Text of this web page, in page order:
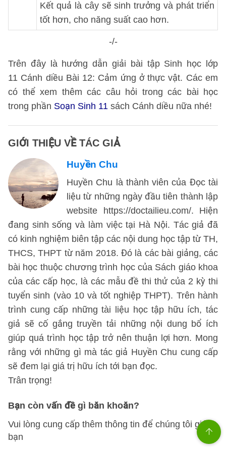
Kết quả là cây sẽ sinh trưởng và phát triển
tốt hơn, cho năng suất cao hơn.
-/-
Trên đây là hướng dẫn giải bài tập Sinh học lớp
11 Cánh diều Bài 12: Cảm ứng ở thực vật. Các em
có thể xem thêm các câu hỏi trong các bài học
trong phần Soạn Sinh 11 sách Cánh diều nữa nhé!
GIỚI THIỆU VỀ TÁC GIẢ
Huyền Chu
Huyền Chu là thành viên của Đọc tài
liệu từ những ngày đầu tiên thành lập
website https://doctailieu.com/. Hiện
đang sinh sống và làm việc tại Hà Nội. Tác giả đã
có kinh nghiệm biên tập các nội dung học tập từ TH,
THCS, THPT từ năm 2018. Đó là các bài giảng, các
bài học thuộc chương trình học của Sách giáo khoa
của các cấp học, là các mẫu đề thi thử của 2 kỳ thi
tuyển sinh (vào 10 và tốt nghiệp THPT). Trên hành
trình cung cấp những tài liệu học tập hữu ích, tác
giả sẽ cố gắng truyền tải những nội dung bổ ích
giúp quá trình học tập trở nên thuận lợi hơn. Mong
rằng với những gì mà tác giả Huyền Chu cung cấp
sẽ đem lại giá trị hữu ích tới bạn đọc.
Trân trọng!
Bạn còn vấn đề gì băn khoăn?
Vui lòng cung cấp thêm thông tin để chúng tôi giúp
bạn